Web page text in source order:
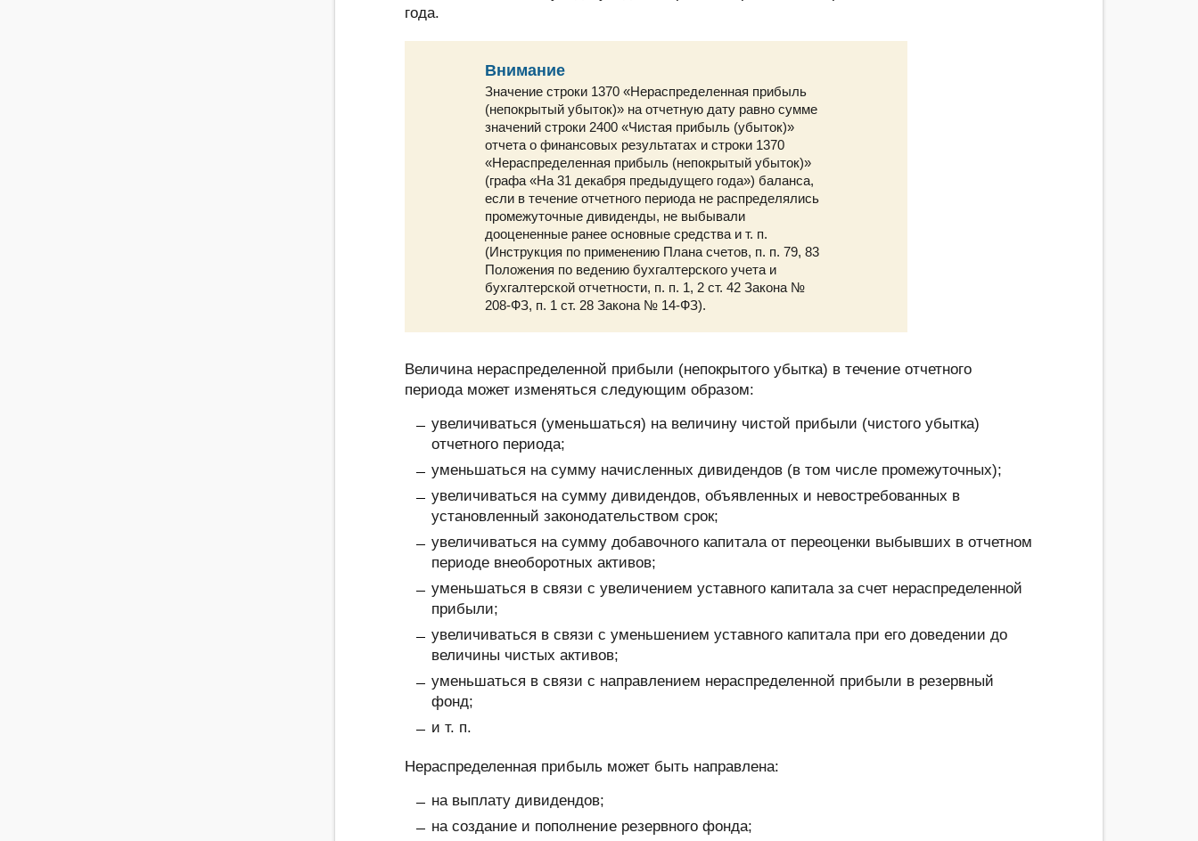
года.
Внимание
Значение строки 1370 «Нераспределенная прибыль
(непокрытый убыток)» на отчетную дату равно сумме
значений строки 2400 «Чистая прибыль (убыток)»
отчета о финансовых результатах и строки 1370
«Нераспределенная прибыль (непокрытый убыток)»
(графа «На 31 декабря предыдущего года») баланса,
если в течение отчетного периода не распределялись
промежуточные дивиденды, не выбывали
дооцененные ранее основные средства и т. п.
(Инструкция по применению Плана счетов, п. п. 79, 83
Положения по ведению бухгалтерского учета и
бухгалтерской отчетности, п. п. 1, 2 ст. 42 Закона №
208-ФЗ, п. 1 ст. 28 Закона № 14-ФЗ).
Величина нераспределенной прибыли (непокрытого убытка) в течение отчетного
периода может изменяться следующим образом:
увеличиваться (уменьшаться) на величину чистой прибыли (чистого убытка)
отчетного периода;
уменьшаться на сумму начисленных дивидендов (в том числе промежуточных);
увеличиваться на сумму дивидендов, объявленных и невостребованных в
установленный законодательством срок;
увеличиваться на сумму добавочного капитала от переоценки выбывших в отчетном
периоде внеоборотных активов;
уменьшаться в связи с увеличением уставного капитала за счет нераспределенной
прибыли;
увеличиваться в связи с уменьшением уставного капитала при его доведении до
величины чистых активов;
уменьшаться в связи с направлением нераспределенной прибыли в резервный
фонд;
и т. п.
Нераспределенная прибыль может быть направлена:
на выплату дивидендов;
на создание и пополнение резервного фонда;